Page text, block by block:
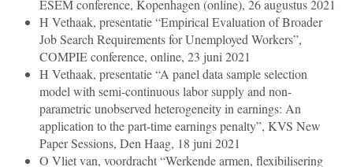
ESEM conference, Kopenhagen (online), 26 augustus 2021
H Vethaak, presentatie “Empirical Evaluation of Broader
Job Search Requirements for Unemployed Workers”,
COMPIE conference, online, 23 juni 2021
H Vethaak, presentatie “A panel data sample selection
model with semi-continuous labor supply and non-
parametric unobserved heterogeneity in earnings: An
application to the part-time earnings penalty”, KVS New
Paper Sessions, Den Haag, 18 juni 2021
O Vlietvan, voordracht “Werkende armen, flexibilisering